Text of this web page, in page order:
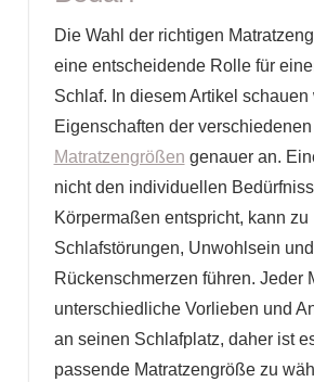
Die Wahl der richtigen
eine entscheidende Rolle für
Schlaf. In diesem Artikel schauen
Eigenschaften der verschiedenen
Matratzengrößen genauer an.
nicht den individuellen
Körpermaßen entspricht, kann zu
Schlafstörungen, Unwohlsein und
Rückenschmerzen führen. Jeder
unterschiedliche Vorlieben und
an seinen Schlafplatz, daher ist
passende Matratzengröße zu